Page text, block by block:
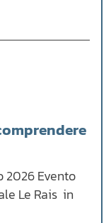
2026 Evento
Le Rais in